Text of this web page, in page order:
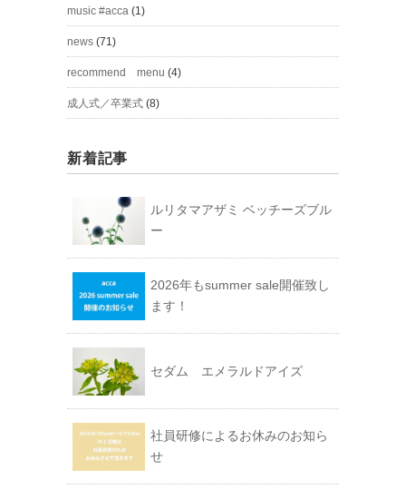
music #acca (1)
news (71)
recommend menu (4)
成人式／卒業式 (8)
新着記事
ルリタマアザミ ベッチーズブル
ー
2026年もsummer sale開催致し
ます！
セダム エメラルドアイズ
社員研修によるお休みのお知ら
せ